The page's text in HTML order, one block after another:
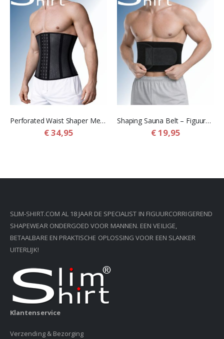
Perforated Waist Shaper Men – Geperforeerde Corrigerende Buikband voor Mannen
€ 34,95
Shaping Sauna Belt – Figuurcorrigerende Afslankband voor Mannen
€ 19,95
SLIM-SHIRT.COM AL 18 JAAR DE SPECIALIST IN FIGUURCORRIGEREND
SHAPEWEAR ONDERGOED VOOR MANNEN. EEN VEILIGE,
BETAALBARE EN PRAKTISCHE OPLOSSING VOOR EEN SLANKER
UITERLIJK!
Klantenservice
Verzending & Bezorging